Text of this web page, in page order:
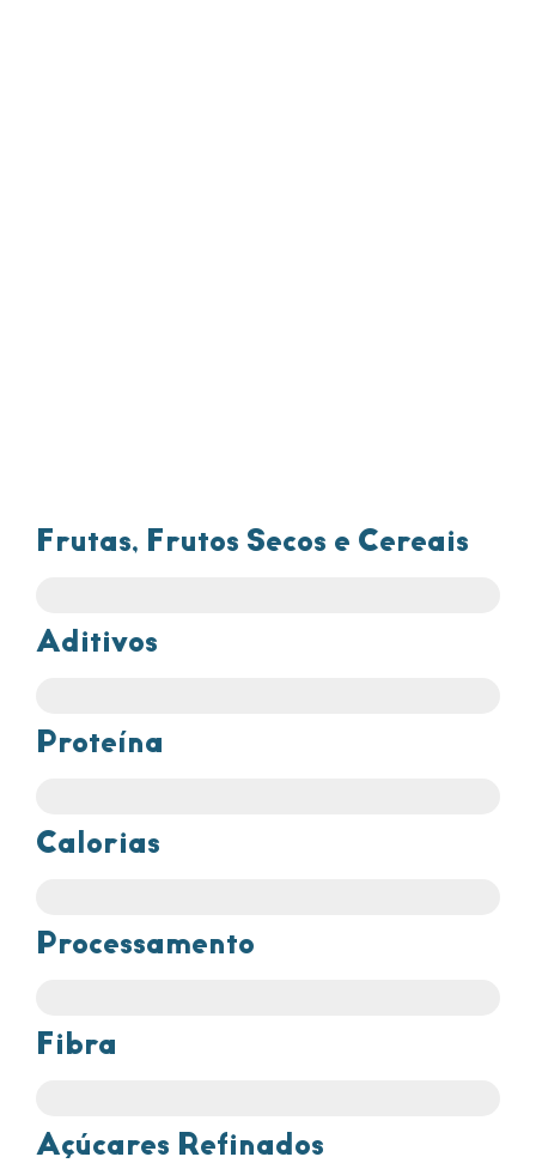
Frutas, Frutos Secos e Cereais
Aditivos
Proteína
Calorias
Processamento
Fibra
Açúcares Refinados